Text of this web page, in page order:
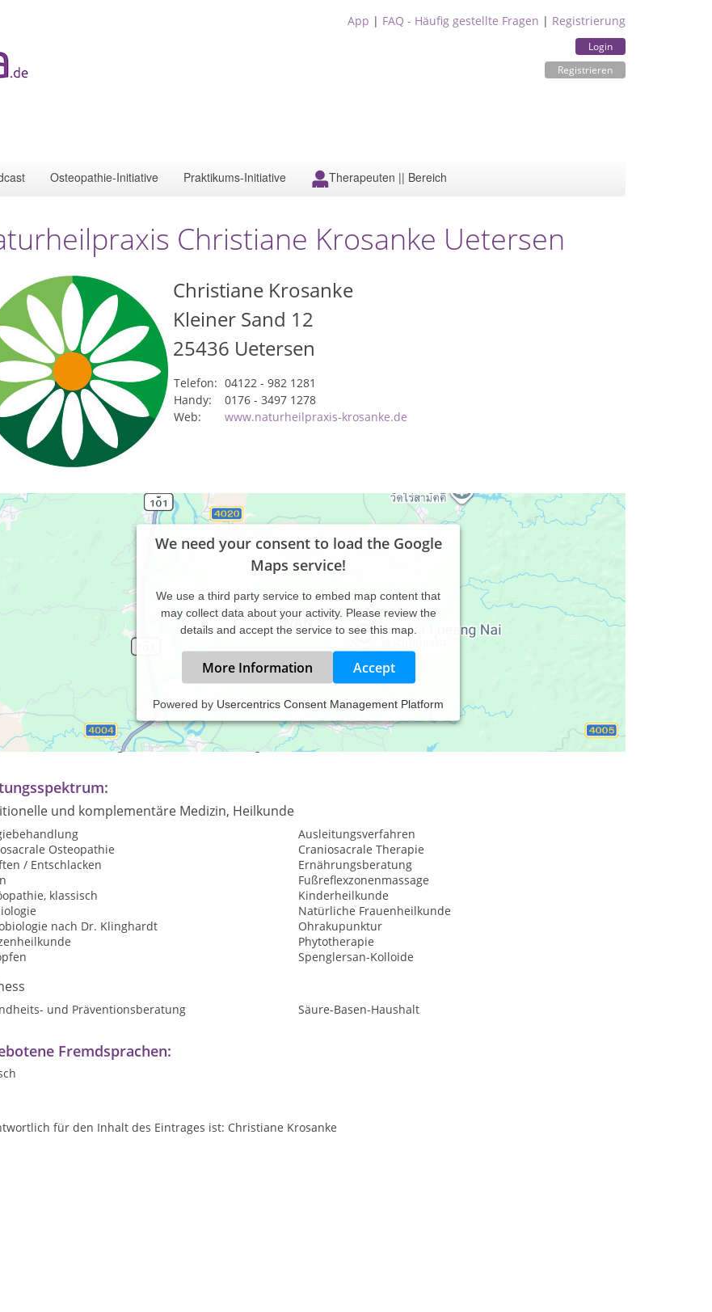
App | FAQ - Häufig gestellte Fragen | Registrierung
Login
Registrieren
Osteopathie-Initiative Praktikums-Initiative Therapeuten || Bereich
Christiane Krosanke Uetersen
Christiane Krosanke
Kleiner Sand 12
25436 Uetersen
Telefon: 04122 - 982 1281
Handy:
0176 - 3497 1278
Web:
www.naturheilpraxis-krosanke.de
We need your consent to load the Google
Maps service!
We use a third party service to embed map content that
may collect data about your activity. Please review the
details and accept the service to see this map.
More Information Accept
Powered by Usercentrics Consent Management Platform
nach Vereinbarung (Feierabendtermine möglich)
und komplementäre Medizin, Heilkunde
Ausleitungsverfahren
Osteopathie
Craniosacrale Therapie
/ Entschlacken
Ernährungsberatung
Fußreflexzonenmassage
klassisch
Kinderheilkunde
Natürliche Frauenheilkunde
nach Dr. Klinghardt
Ohrakupunktur
Phytotherapie
Spenglersan-Kolloide
und Präventionsberatung Säure-Basen-Haushalt
Fremdsprachen:
für den Inhalt des Eintrages ist: Christiane Krosanke